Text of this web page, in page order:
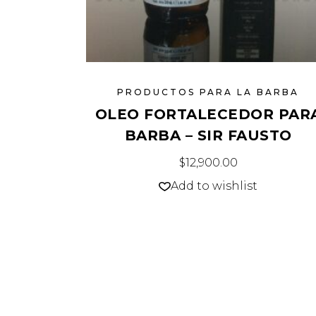
PRODUCTOS PARA LA BARBA
OLEO FORTALECEDOR
BARBA – SIR FAUSTO
$12,900.00
Add to wishlist